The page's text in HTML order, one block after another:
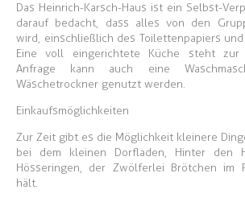
Das Heinrich-Karsch-Haus ist ein Selbst-
darauf bedacht, dass alles von den
wird, einschließlich des Toilettenpapiers
Eine voll eingerichtete Küche steht zur
Anfrage kann auch eine
Wäschetrockner genutzt werden.
Einkaufsmöglichkeiten
Zur Zeit gibt es die Möglichkeit kleinere
bei dem kleinen Dorfladen, Hinter den
Hösseringen, der Zwölferlei Brötchen im
hält.